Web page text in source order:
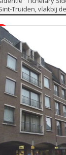
Truiden, vlakbij